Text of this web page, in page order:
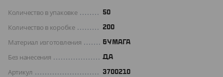
Количество в упаковке 50
Количество в коробке 200
Материал изготовления БУМАГА
Без нанесения ДА
Артикул 3700210